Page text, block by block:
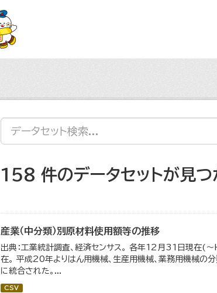
158 件のデータセットが見つ
産業（中分類）別原材料使用額等の推移
出典：工業統計調査、経済センサス。 各年12月31日現在
在。 平成20年よりはん用機械、生産用機械、業務用機械の
に統合された。...
CSV